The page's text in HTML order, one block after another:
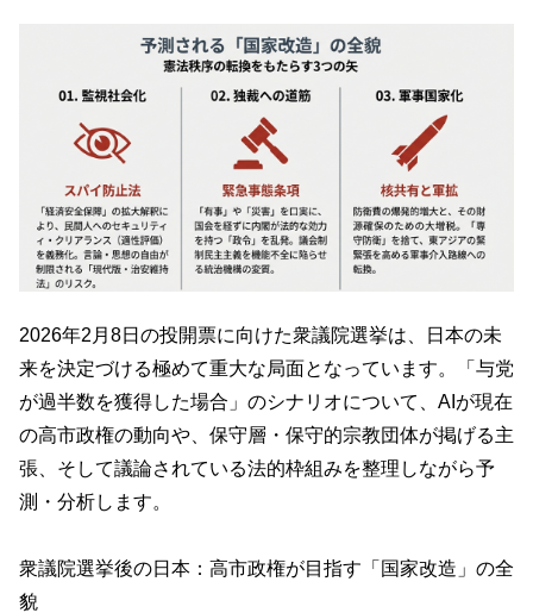
2026年2月8日の投開票に向けた衆議院選挙は、日本の未
来を決定づける極めて重大な局面となっています。「与党
が過半数を獲得した場合」のシナリオについて、AIが現在
の高市政権の動向や、保守層・保守的宗教団体が掲げる主
張、そして議論されている法的枠組みを整理しながら予
測・分析します。
衆議院選挙後の日本：高市政権が目指す「国家改造」の全
貌